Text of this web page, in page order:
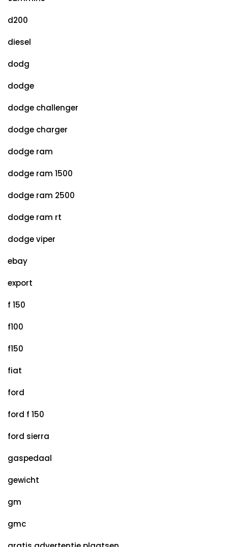
d200
diesel
dodg
dodge
dodge challenger
dodge charger
dodge ram
dodge ram 1500
dodge ram 2500
dodge ram rt
dodge viper
ebay
export
f 150
f100
f150
fiat
ford
ford f 150
ford sierra
gaspedaal
gewicht
gm
gmc